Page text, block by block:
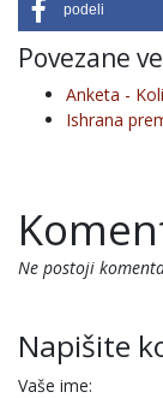
podeli
Povezane
Anketa -
Ishrana
Ne postoji
Napišite
Vaše ime: